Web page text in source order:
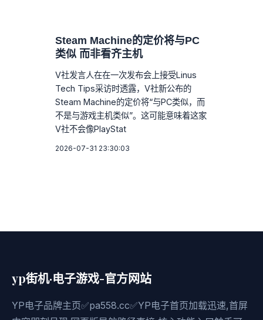
Steam Machine的定价将与PC
类似 而非看齐主机
V社发言人在在一次发布会上接受Linus
Tech Tips采访时透露，V社新公布的
Steam Machine的定价将“与PC类似，而
不是与游戏主机类似”。这可能意味着这家
V社不会像PlayStat
2026-07-31 23:30:03
yp街机·电子游戏-官方网站
YP电子品牌主页✅pa558.cc✅YP电子首页加载迅速,首屏